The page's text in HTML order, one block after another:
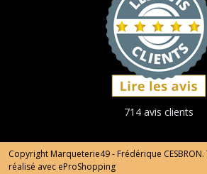
714 avis clients
Copyright Marqueterie49 - Frédérique
réalisé avec eProShopping